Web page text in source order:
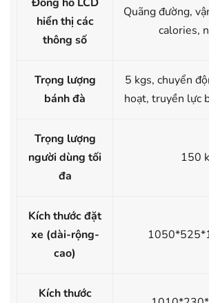
hiển thị các
thông số
Quãng đường,
calories,
Trọng lượng
bánh đà
5 kgs, chuyển
hoạt, truyền lực
Trọng lượng
người dùng tối
đa
150
Kích thước đặt
xe (dài-rộng-
cao)
Kích thước